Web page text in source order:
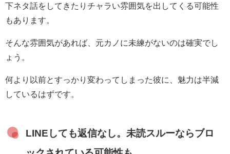
下ネタ話をしてきたりチャラい雰囲気を出してくる可能性
もあります。
そんな雰囲気があれば、元カノに未練がないのは確実でし
ょう。
何より以前とすっかり変わってしまった彼に、魅力は半減
しているはずです。
LINEしても返信なし。未読スルーならブロ